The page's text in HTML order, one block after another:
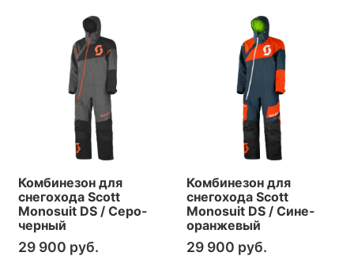
Комбинезон для
снегохода Scott
Monosuit DS / Серо-
черный
29 900 руб.
Комбинезон для
снегохода Scott
Monosuit DS / Сине-
оранжевый
29 900 руб.